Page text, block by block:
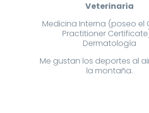
Veterinaria
Medicina Interna (poseo el
Practitioner
Dermatología
Me gustan los deportes al
la montaña.